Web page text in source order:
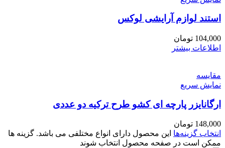
استند لوازم آرایشی لوکس
104,000 تومان
اطلاعات بیشتر
مقايسه
نمایش سریع
ارگانایزر پارچه ای کشو طرح ترکیه دو عددی
148,000 تومان
انتخاب گزینه‌ها این محصول دارای انواع مختلفی می باشد. گزینه ها
ممکن است در صفحه محصول انتخاب شوند